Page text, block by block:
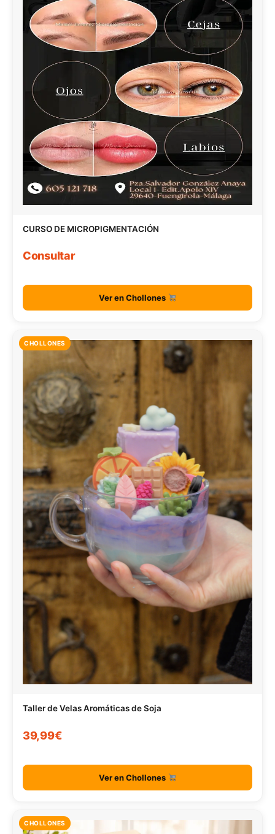
CURSO DE MICROPIGMENTACIÓN
Consultar
Ver en Chollones
CHOLLONES
Taller de Velas Aromáticas de Soja
39,99€
Ver en Chollones
CHOLLONES